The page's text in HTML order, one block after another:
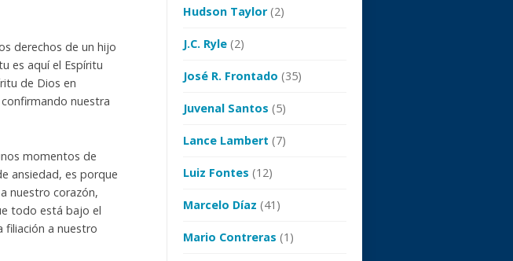
derechos de un hijo
es aquí el Espíritu
de Dios en
nuestra
momentos de
ansiedad, es porque
nuestro corazón,
todo está bajo el
filiación a nuestro
Hudson Taylor(2)
J.C. Ryle (2)
José R. Frontado (35)
Juvenal Santos (5)
Lance Lambert (7)
Luiz Fontes (12)
Marcelo Díaz (41)
Mario Contreras (1)